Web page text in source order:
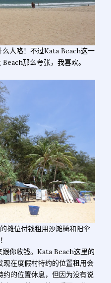
人咯！不过Kata Beach这一
那么夸张，我喜欢。
摊位付钱租用沙滩椅和阳伞
你收钱。Kata Beach这里的
在度假村特约的位置租用会
的位置休息，但因为没有说